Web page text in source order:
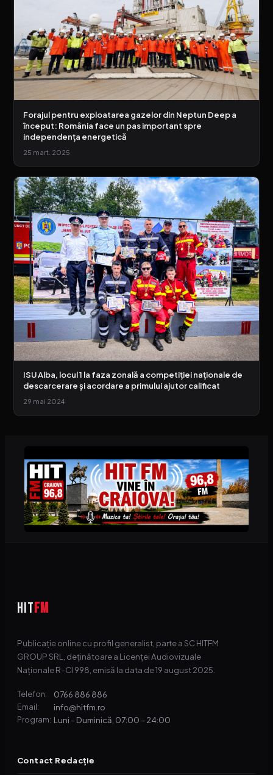
Forajul pentru exploatarea gazelor din Neptun Deep a
început: România face un pas important spre
independența energetică
25 mart. 2025
ISU Alba, locul 1 la faza zonală a competiției naționale de
descarcerare și acordare a primului ajutor calificat
29 mai 2024
HITFM
Publicație online cu profil generalist, parte a SC HITFM
GROUP SRL, deținătoare a Licenței Audiovizuale
Naționale R-CI 998, emisă la data de 19 august 2025.
Telefon: 0766 886 886
Email: info@hitfm.ro
Program: Luni – Duminică, 07:00 – 24:00
Contact Redacție